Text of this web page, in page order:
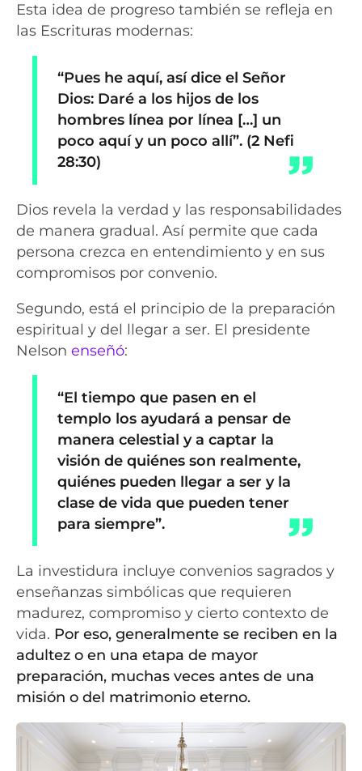
Esta idea de progreso también se refleja en
las Escrituras modernas:
“Pues he aquí, así dice el Señor
Dios: Daré a los hijos de los
hombres línea por línea […] un
poco aquí y un poco allí”. (2 Nefi
28:30)
Dios revela la verdad y las responsabilidades
de manera gradual. Así permite que cada
persona crezca en entendimiento y en sus
compromisos por convenio.
Segundo, está el principio de la preparación
espiritual y del llegar a ser. El presidente
Nelson enseñó:
“El tiempo que pasen en el
templo los ayudará a pensar de
manera celestial y a captar la
visión de quiénes son realmente,
quiénes pueden llegar a ser y la
clase de vida que pueden tener
para siempre”.
La investidura incluye convenios sagrados y
enseñanzas simbólicas que requieren
madurez, compromiso y cierto contexto de
vida. Por eso, generalmente se reciben en la
adultez o en una etapa de mayor
preparación, muchas veces antes de una
misión o del matrimonio eterno.